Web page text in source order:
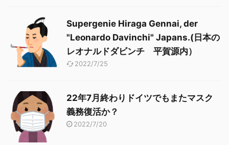
Supergenie Hiraga Gennai, der
"Leonardo Davinchi" Japans.(日本の
レオナルドダビンチ 平賀源内）
2022/7/25
22年7月終わりドイツでもまたマスク
義務復活か？
2022/7/20